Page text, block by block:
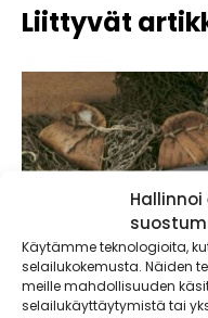
Käytämme teknologioita,
selailukokemusta. Näiden
meille mahdollisuuden
selailukäyttäytymistä tai
Liittyvät